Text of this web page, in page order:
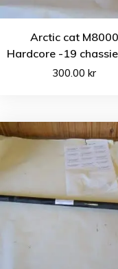
Arctic cat M8000
Hardcore -19
300.00kr